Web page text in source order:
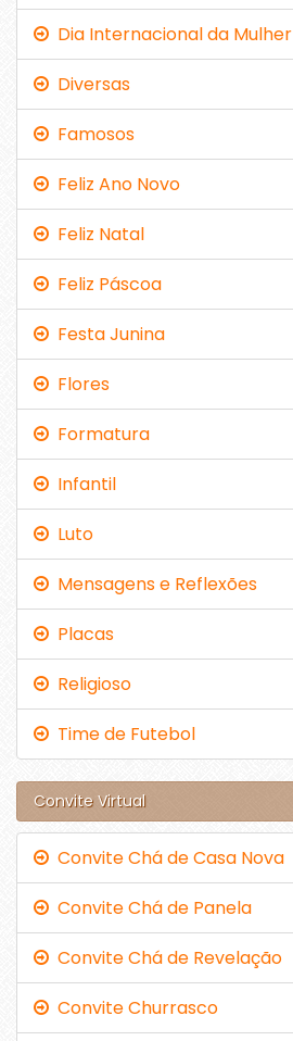
Dia Internacional da Mulher
Diversas
Famosos
Feliz Ano Novo
Feliz Natal
Feliz Páscoa
Festa Junina
Flores
Formatura
Infantil
Luto
Mensagens e Reflexões
Placas
Religioso
Time de Futebol
Convite Virtual
Convite Chá de Casa Nova
Convite Chá de Panela
Convite Chá de Revelação
Convite Churrasco